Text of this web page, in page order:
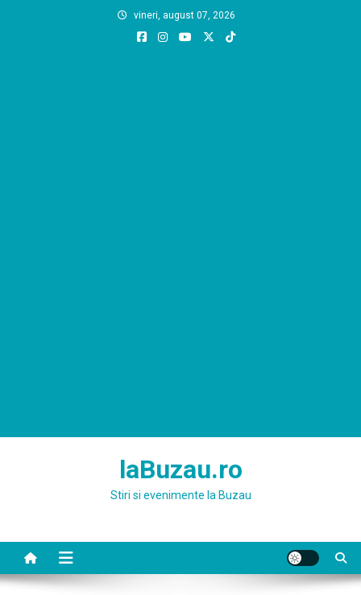
vineri, august 07, 2026
laBuzau.ro
Stiri si evenimente la Buzau